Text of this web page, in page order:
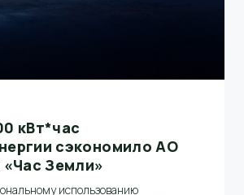
кВт*час
сэкономило АО
«Час Земли»
использованию